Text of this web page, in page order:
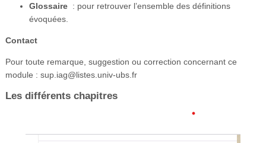
Glossaire : pour retrouver l’ensemble des définitions
évoquées.
Contact
Pour toute remarque, suggestion ou correction concernant ce
module : sup.iag@listes.univ-ubs.fr
Les différents chapitres